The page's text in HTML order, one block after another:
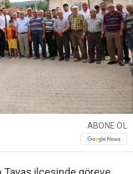
ABONE OL